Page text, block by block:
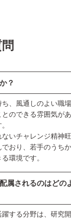
？
、風通しのよい職
のできる雰囲気が
ないチャレンジ精神
おり、若手のうち
環境です。
属されるのはどの
する分野は、研究